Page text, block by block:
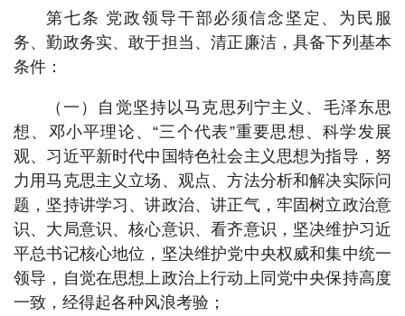
第七条 党政领导干部必须信念坚定、为民服
务、勤政务实、敢于担当、清正廉洁，具备下列基本
条件：
（一）自觉坚持以马克思列宁主义、毛泽东思
想、邓小平理论、“三个代表”重要思想、科学发展
观、习近平新时代中国特色社会主义思想为指导，努
力用马克思主义立场、观点、方法分析和解决实际问
题，坚持讲学习、讲政治、讲正气，牢固树立政治意
识、大局意识、核心意识、看齐意识，坚决维护习近
平总书记核心地位，坚决维护党中央权威和集中统一
领导，自觉在思想上政治上行动上同党中央保持高度
一致，经得起各种风浪考验；